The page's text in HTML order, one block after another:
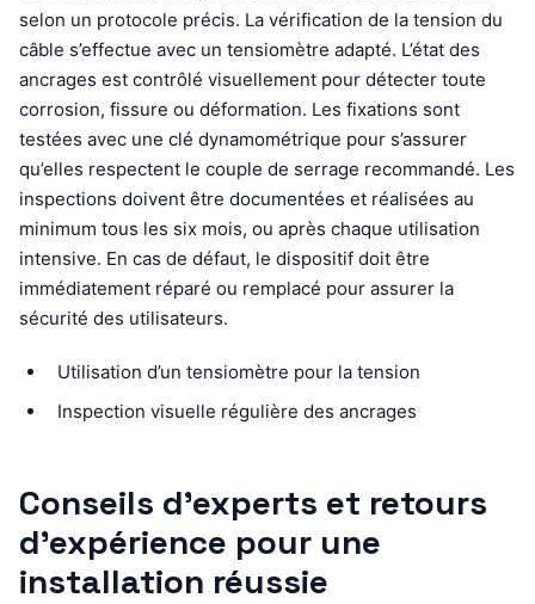
selon un protocole précis. La vérification de la tension du
câble s’effectue avec un tensiomètre adapté. L’état des
ancrages est contrôlé visuellement pour détecter toute
corrosion, fissure ou déformation. Les fixations sont
testées avec une clé dynamométrique pour s’assurer
qu’elles respectent le couple de serrage recommandé. Les
inspections doivent être documentées et réalisées au
minimum tous les six mois, ou après chaque utilisation
intensive. En cas de défaut, le dispositif doit être
immédiatement réparé ou remplacé pour assurer la
sécurité des utilisateurs.
Utilisation d’un tensiomètre pour la tension
Inspection visuelle régulière des ancrages
Conseils d’experts et retours
d’expérience pour une
installation réussie